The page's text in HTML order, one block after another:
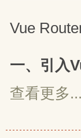
Vue
一、引入
查看更多...